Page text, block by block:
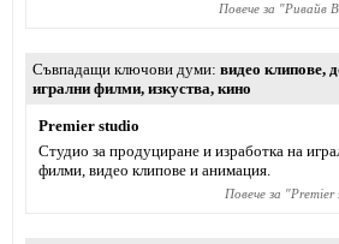
Повече за "Ривайв
Съвпадащи ключови думи видео клипове,
игрални филми, изкуства, кино
Premier studio
Студио за продуциране и изработка на
филми, видео клипове и анимация.
Повече за "Premier